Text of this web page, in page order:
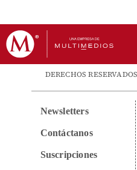
DERECHOS
Newsletters
Contáctanos
Suscripciones